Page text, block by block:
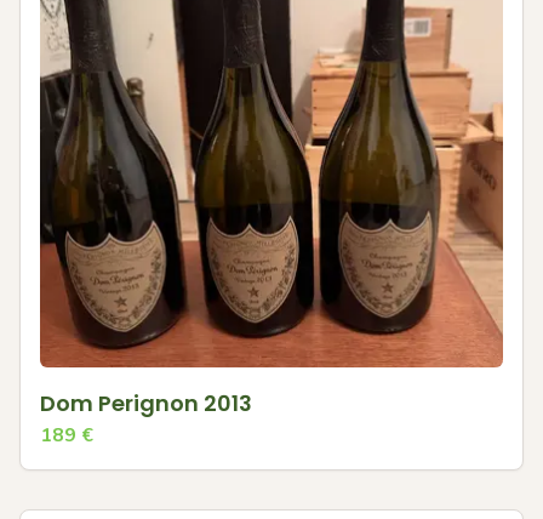
Dom Perignon 2013
189 €